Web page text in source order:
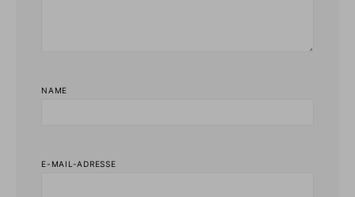
NAME
E-MAIL-ADRESSE